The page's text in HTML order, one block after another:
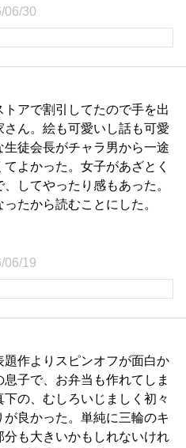
06/30
アで割引してたので手を出
さん。絵も可愛いし話も可愛
徒会長がチャラ男から一途
よかった。女子があざとく
してやったり感もあった。
たから読むことにした。
06/19
題作よりスピンオフが面白か
子で、お弁当も作れてしま
下の、むしろいじましく初々
が良かった。単純に三輪のキ
分も大きいかもしれないけれ